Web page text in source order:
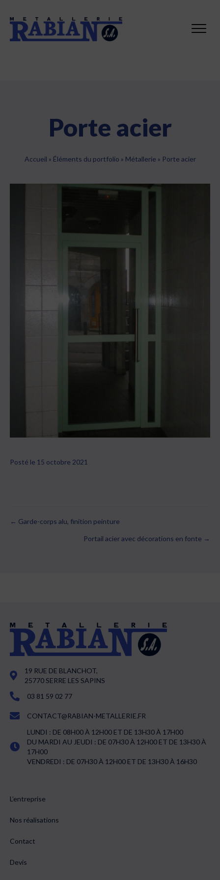
Porte acier
Accueil » Éléments du portfolio » Métallerie » Porte acier
Posté le 15 octobre 2021
Posts
← Garde-corps alu, finition peinture
Portail acier avec décorations en fonte →
19 RUE DE BLANCHOT,
25770 SERRE LES SAPINS
03 81 59 02 77
CONTACT@RABIAN-METALLERIE.FR
LUNDI : DE 08H00 À 12H00 ET DE 13H30 À 17H00
DU MARDI AU JEUDI : DE 07H30 À 12H00 ET DE 13H30 À
17H00
VENDREDI : DE 07H30 À 12H00 ET DE 13H30 À 16H30
L’entreprise
Nos réalisations
Contact
Devis